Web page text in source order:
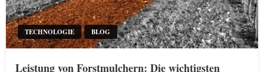
TECHNOLOGIE BLOG
Leistung von Forstmulchern: Die wichtigsten